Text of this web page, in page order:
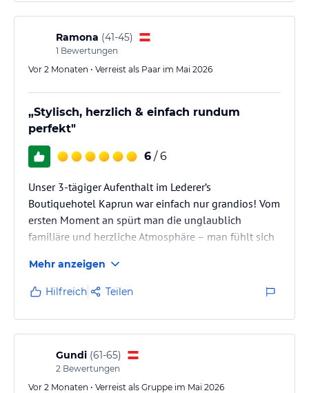
Ramona (41-45)
1 Bewertungen
Vor 2 Monaten • Verreist als Paar im Mai 2026
„Stylisch, herzlich & einfach rundum
perfekt"
6 / 6
Unser 3-tägiger Aufenthalt im Lederer’s
Boutiquehotel Kaprun war einfach nur grandios! Vom
ersten Moment an spürt man die unglaublich
familiäre und herzliche Atmosphäre – man fühlt sich
Das Frühstück ist ein absolutes Highlight:
abwechslungsreich, hochwertig und mit viel Liebe
zum Detail – genau so startet man perfekt in den Tag!
Besonders cool fanden wir auch die stylische
Hotelbar: entspannte Vibes, super Ambiente und
richtig starke Cocktails 🍸.
Ein weiteres großes…
Mehr anzeigen
Hilfreich Teilen
Gundi (61-65)
2 Bewertungen
Vor 2 Monaten • Verreist als Gruppe im Mai 2026